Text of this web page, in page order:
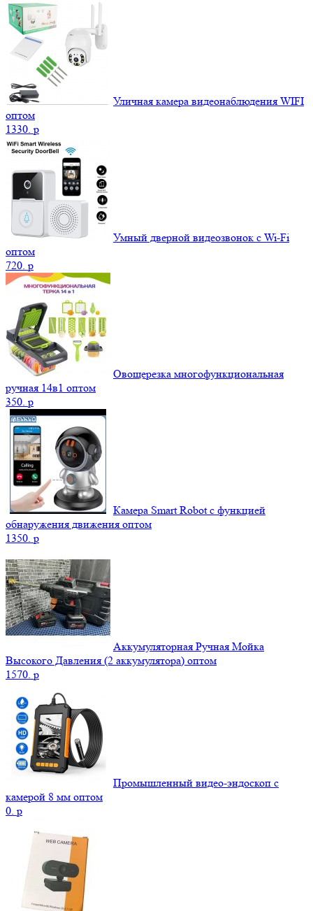
Уличная камера видеонаблюдения WIFI
оптом
1330. p
Умный дверной видеозвонок с Wi-Fi
оптом
720. p
Овощерезка многофункциональная
ручная 14в1 оптом
350. p
Камера Smart Robot с функцией
обнаружения движения оптом
1350. p
Аккумуляторная Ручная Мойка
Высокого Давления (2 аккумулятора) оптом
1570. p
Промышленный видео-эндоскоп с
камерой 8 мм оптом
0. p